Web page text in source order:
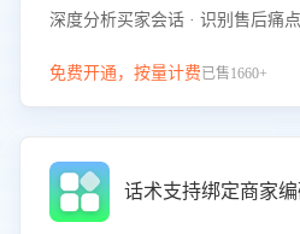
深度分析买家会话 · 识别售后痛
免费开通，按量计费已售1660+
话术支持绑定商家编